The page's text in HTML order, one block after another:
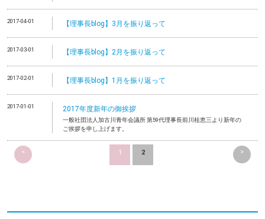
2017-04-01 【理事長blog】3月を振り返って
2017-03-01 【理事長blog】2月を振り返って
2017-02-01 【理事長blog】1月を振り返って
2017-01-01 2017年度新年の御挨拶
一般社団法人加古川青年会議所 第59代理事長前川桂恵三より新年の
ご挨拶を申し上げます。
< 1 2 >